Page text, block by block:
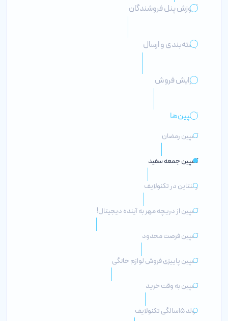
آموزش پنل فروشندگان
بسته‌بندی و ارسال
افزایش فروش
کمپین‌ها
کمپین رمضان
کمپین جمعه سفید
ولنتاین در تکنولایف
کمپین از دریچه مهر به آینده دیجیتال!
کمپین فرصت محدود
کمپین پاییزی فروش لوازم خانگی
کمپین به وقت خرید
تولد ۱۵سالگی تکنولایف